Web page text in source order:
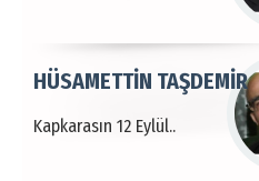
Kapkarasın 12 Eylül..
HÜSAMETTİN TAŞDEMİR